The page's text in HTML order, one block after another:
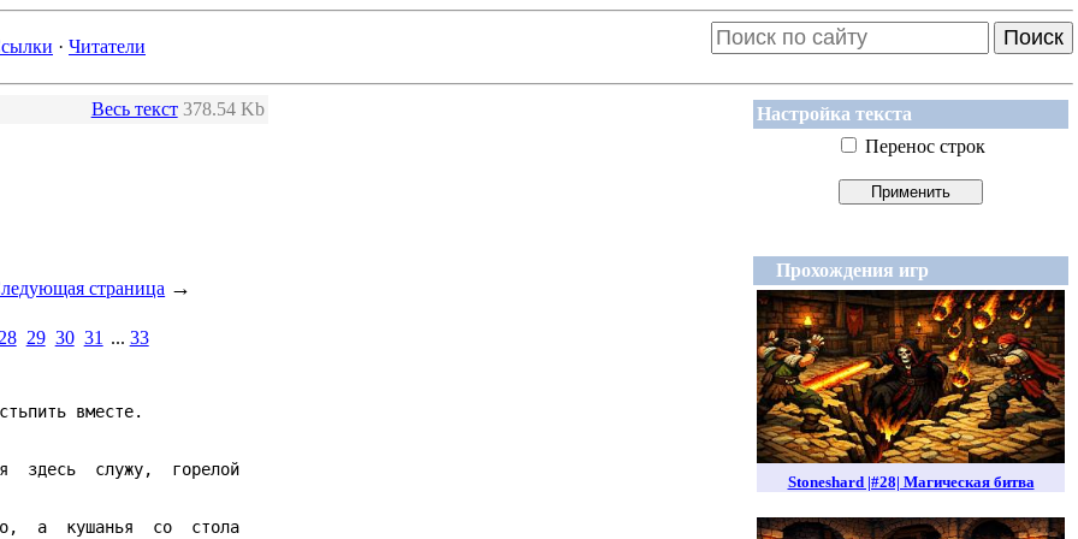
· Читатели Поиск
Настройка текста
Перенос строк
Прохождения игр
Stoneshard |#28| Магическая битва
Весь текст 378.54 Kb
страница →
28 29 30 31 ... 33